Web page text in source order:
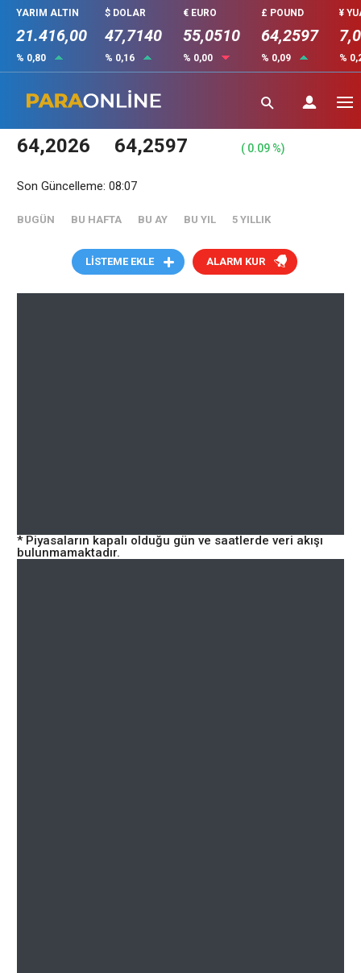
YARIM ALTIN
21.416,00
% 0,80
$ DOLAR
47,7140
% 0,16
€ EURO
55,0510
% 0,00
£ POUND
64,2597
% 0,09
¥
%
GBP - İngiliz Sterlini
Serbest Piyasa
64,2026 64,2597 ( 0.09 %)
Son Güncelleme: 08:07
BUGÜN BU HAFTA BU AY BU YIL 5 YILLIK
LİSTEME EKLE ALARM KUR
* Piyasaların kapalı olduğu gün ve saatlerde veri akışı
bulunmamaktadır.